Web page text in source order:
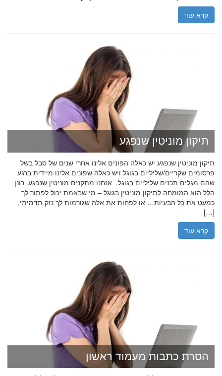
קרא עוד
תיקון מוניטין שנפגע
תיקון מוניטין שנפגע יש כאלה הפונים אלינו אחרי שנים של סבל בשל
פרסומים שקריים/שליליים בגוגל ויש כאלה שפונים אלינו מיידית ברגע
שהם מגלים תכנים שליליים בגוגל. אנחנו מתקנים מוניטין שנפגע. רונן
הלל הוא המומחה לתיקון מוניטין בגוגל – מי שבאמת יכול לפתור לך
כמעט את כל הבעיות… או לפחות את אלה שגורמות לך נזק תדמיתי,
[…]
קרא עוד
הסרת כתבות מעמוד ראשון